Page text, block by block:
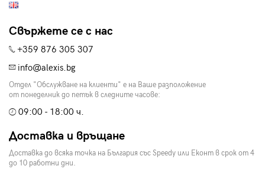
Свържете се с нас
+359 876 305 307
info@alexis.bg
Отдел "Обслужване на клиенти" е на Ваше разположение
от понеделник до петък в следните часове:
09:00 - 18:00 ч.
Доставка и връщане
Доставка до всяка точка на България със Speedy или Еконт в срок от 4
до 10 работни дни.